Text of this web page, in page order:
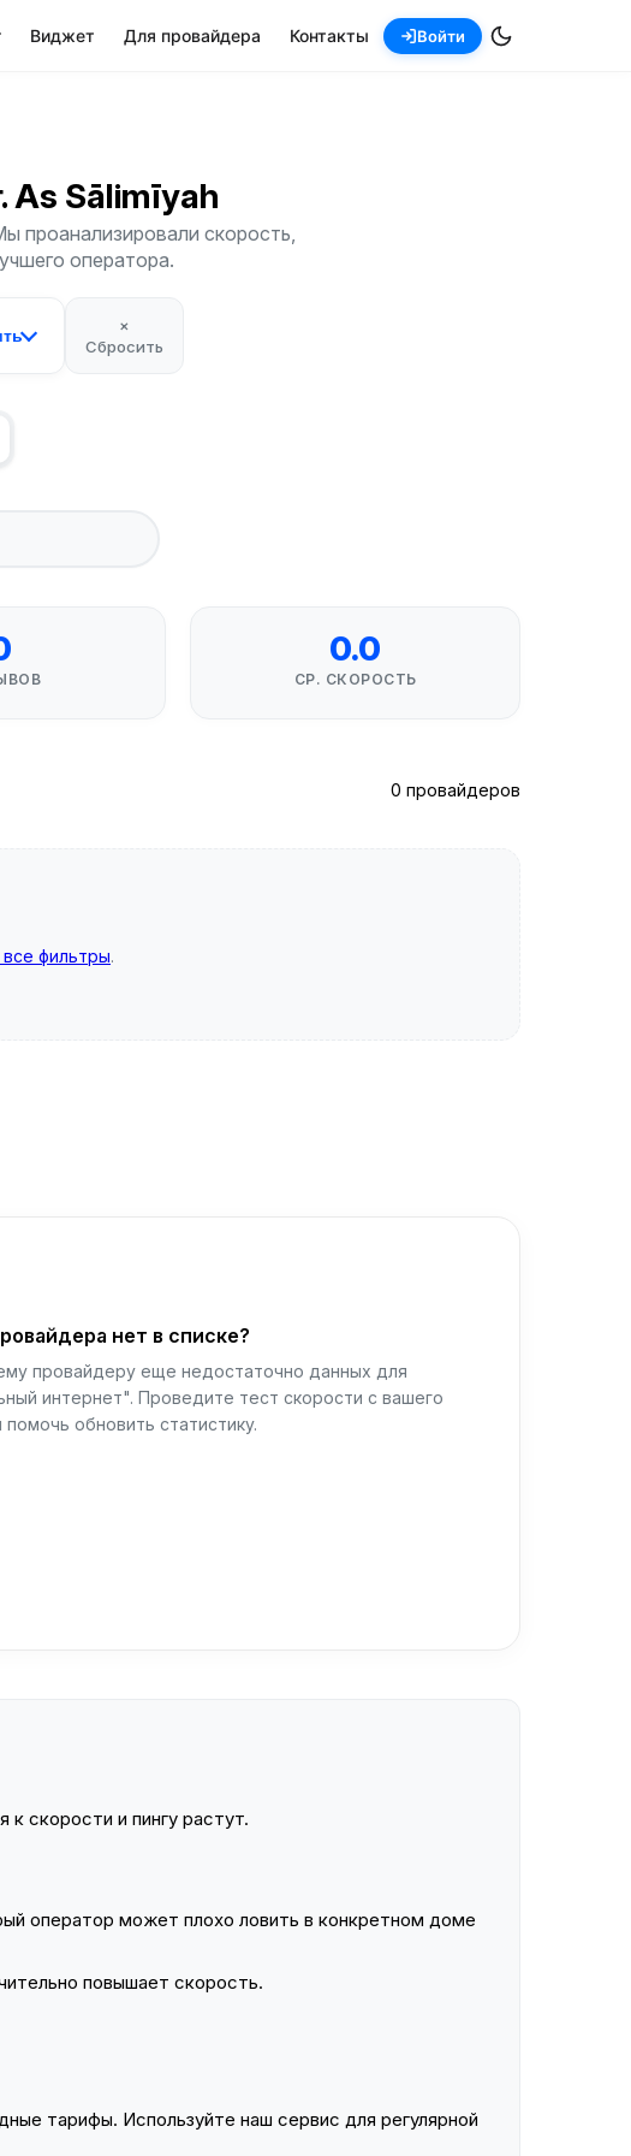
Виджет Для провайдера Контакты Войти
As Sālimīyah
проанализировали скорость,
оператора.
×
Сбросить
0.0
СР. СКОРОСТЬ
0 провайдеров
фильтры.
нет в списке?
провайдеру еще недостаточно данных для
интернет". Проведите тест скорости с вашего
обновить статистику.
к скорости и пингу растут.
оператор может плохо ловить в конкретном доме
повышает скорость.
тарифы. Используйте наш сервис для регулярной